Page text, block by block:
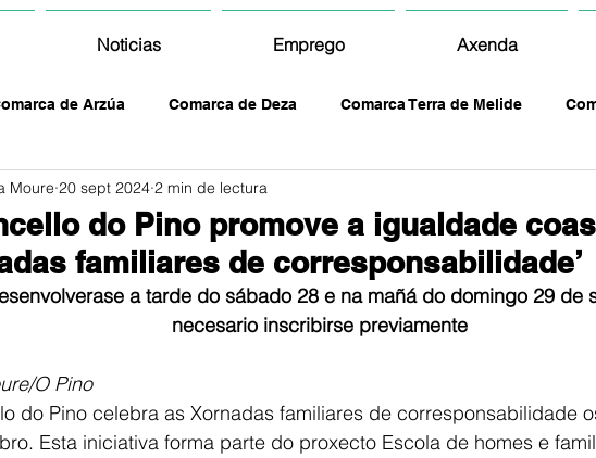
Noticias Emprego Axenda
de Arzúa Comarca de Deza Comarca Terra de Melide
do Pino promove a igualdade coas
familiares de corresponsabilidade’
Moure 20 sept 2024 2 min de lectura
a tarde do sábado 28 e na mañá do domingo 29 de
necesario inscribirse previamente
O Pino
do Pino celebra as Xornadas familiares de corresponsabilidade
Esta iniciativa forma parte do proxecto Escola de homes e